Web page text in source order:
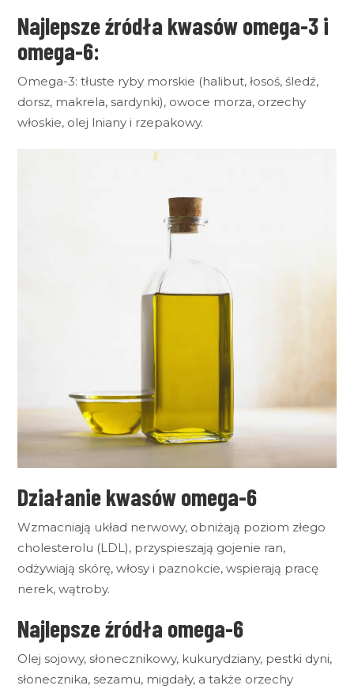
Najlepsze źródła kwasów omega-3 i
omega-6:
Omega-3: tłuste ryby morskie (halibut, łosoś, śledź,
dorsz, makrela, sardynki), owoce morza, orzechy
włoskie, olej lniany i rzepakowy.
Działanie kwasów omega-6
Wzmacniają układ nerwowy, obniżają poziom złego
cholesterolu (LDL), przyspieszają gojenie ran,
odżywiają skórę, włosy i paznokcie, wspierają pracę
nerek, wątroby.
Najlepsze źródła omega-6
Olej sojowy, słonecznikowy, kukurydziany, pestki dyni,
słonecznika, sezamu, migdały, a także orzechy